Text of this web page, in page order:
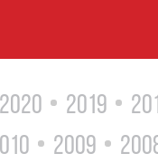
2020 2019
2009